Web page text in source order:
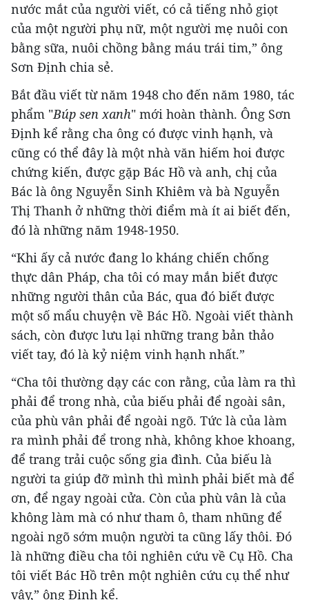
nước mắt của người viết, có cả tiếng nhỏ giọt
của một người phụ nữ, một người mẹ nuôi con
bằng sữa, nuôi chồng bằng máu trái tim,” ông
Sơn Định chia sẻ.
Bắt đầu viết từ năm 1948 cho đến năm 1980, tác
phẩm "Búp sen xanh" mới hoàn thành. Ông Sơn
Định kể rằng cha ông có được vinh hạnh, và
cũng có thể đây là một nhà văn hiếm hoi được
chứng kiến, được gặp Bác Hồ và anh, chị của
Bác là ông Nguyễn Sinh Khiêm và bà Nguyễn
Thị Thanh ở những thời điểm mà ít ai biết đến,
đó là những năm 1948-1950.
“Khi ấy cả nước đang lo kháng chiến chống
thực dân Pháp, cha tôi có may mắn biết được
những người thân của Bác, qua đó biết được
một số mẩu chuyện về Bác Hồ. Ngoài viết thành
sách, còn được lưu lại những trang bản thảo
viết tay, đó là kỷ niệm vinh hạnh nhất.”
“Cha tôi thường dạy các con rằng, của làm ra thì
phải để trong nhà, của biếu phải để ngoài sân,
của phù vân phải để ngoài ngõ. Tức là của làm
ra mình phải để trong nhà, không khoe khoang,
để trang trải cuộc sống gia đình. Của biếu là
người ta giúp đỡ mình thì mình phải biết mà để
ơn, để ngay ngoài cửa. Còn của phù vân là của
không làm mà có như tham ô, tham nhũng để
ngoài ngõ sớm muộn người ta cũng lấy thôi. Đó
là những điều cha tôi nghiên cứu về Cụ Hồ. Cha
tôi viết Bác Hồ trên một nghiên cứu cụ thể như
vậy,” ông Định kể.